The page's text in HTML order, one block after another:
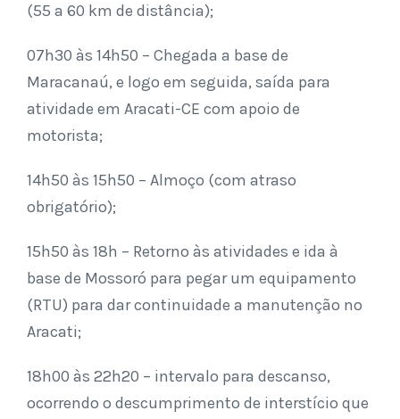
(55 a 60 km de distância);
07h30 às 14h50 – Chegada a base de
Maracanaú, e logo em seguida, saída para
atividade em Aracati-CE com apoio de
motorista;
14h50 às 15h50 – Almoço (com atraso
obrigatório);
15h50 às 18h – Retorno às atividades e ida à
base de Mossoró para pegar um equipamento
(RTU) para dar continuidade a manutenção no
Aracati;
18h00 às 22h20 – intervalo para descanso,
ocorrendo o descumprimento de interstício que